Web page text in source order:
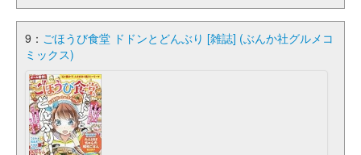
9： ごほうび食堂 ドドンとどんぶり [雑誌] (ぶんか社グルメコ
ミックス)